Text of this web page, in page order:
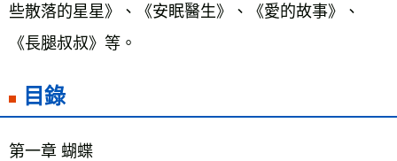
些散落的星星》、《安眠醫生》、《愛的故事》、
《長腿叔叔》等。
目錄
第一章 蝴蝶